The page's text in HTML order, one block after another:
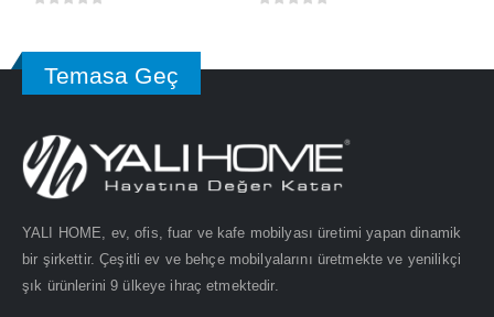
Temasa Geç
YALI HOME, ev, ofis, fuar ve kafe mobilyası üretimi yapan dinamik
bir şirkettir. Çeşitli ev ve behçe mobilyalarını üretmekte ve yenilikçi
şık ürünlerini 9 ülkeye ihraç etmektedir.